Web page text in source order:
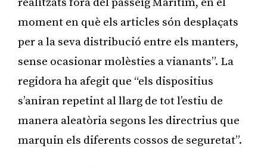
moment en què els articles són desplaçats
per a la seva distribució entre els manters,
sense ocasionar molèsties a vianants”. La
regidora ha afegit que “els dispositius
s’aniran repetint al llarg de tot l’estiu de
manera aleatòria segons les directrius que
marquin els diferents cossos de seguretat”.